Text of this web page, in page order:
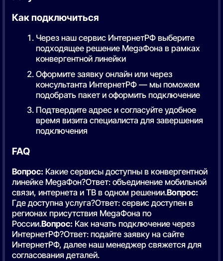
Как подключиться
Через наш сервис ИнтернетРФ выберите
подходящее решение MegaФона в рамках
конвергентной линейки
Оформите заявку онлайн или через
консультанта ИнтернетРФ — мы поможем
подобрать пакет и оформить подключение
Подтвердите адрес и согласуйте удобное
время визита специалиста для завершения
подключения
FAQ
Вопрос: Какие сервисы доступны в конвергентной
линейке MegaФон?Ответ: объединение мобильной
связи, интернета и ТВ в одном решении.Вопрос:
Где доступна услуга?Ответ: сервис доступен в
регионах присутствия MegaФона по
России.Вопрос: Как начать подключение через
ИнтернетРФ?Ответ: подайте заявку на сайте
ИнтернетРФ, далее наш менеджер свяжется для
согласования деталей.